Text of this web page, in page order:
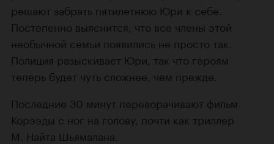
решают забрать пятилетнюю Юри к себе.
Постепенно выяснится, что все члены этой
необычной семьи появились не просто так.
Полиция разыскивает Юри, так что героям
теперь будет чуть сложнее, чем прежде.
Последние 30 минут переворачивают фильм
Корээды с ног на голову, почти как триллер
М. Найта Шьямалана.